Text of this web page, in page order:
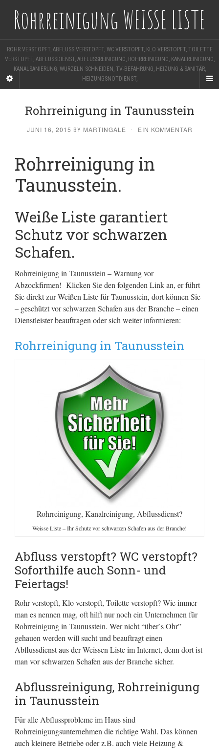
Rohrreinigung WEISSE LISTE
ROHR VERSTOPFT, ABFLUSS VERSTOPFT, WC VERSTOPFT, KLO VERSTOPFT, TOILETTE
VERSTOPFT, ABFLUSSDIENST, ABFLUSSREINIGUNG, ROHRREINIGUNG, KANALREINIGUNG,
KANALSANIERUNG, WURZELN SCHNEIDEN, TV-BEFAHRUNG, HEIZUNG & SANITÄR,
HEIZUNGSNOTDIENST,
Rohrreinigung in Taunusstein
JUNI 16, 2015 BY MARTINGALE · EIN KOMMENTAR
Rohrreinigung in
Taunusstein.
Weiße Liste garantiert
Schutz vor schwarzen
Schafen.
Rohrreinigung in Taunusstein – Warnung vor
Abzockfirmen! Klicken Sie den folgenden Link an, er führt
Sie direkt zur Weißen Liste für Taunusstein, dort können Sie
– geschützt vor schwarzen Schafen aus der Branche – einen
Dienstleister beauftragen oder sich weiter informieren:
Rohrreinigung in Taunusstein
Rohrreinigung, Kanalreinigung, Abflussdienst?
Weisse Liste – Ihr Schutz vor schwarzen Schafen aus der Branche!
Abfluss verstopft? WC verstopft?
Soforthilfe auch Sonn- und
Feiertags!
Rohr verstopft, Klo verstopft, Toilette verstopft? Wie immer
man es nennen mag, oft hilft nur noch ein Unternehmen für
Rohrreinigung in Taunusstein. Wer nicht “über`s Ohr”
gehauen werden will sucht und beauftragt einen
Abflussdienst aus der Weissen Liste im Internet, denn dort ist
man vor schwarzen Schafen aus der Branche sicher.
Abflussreinigung, Rohrreinigung
in Taunusstein
Für alle Abflussprobleme im Haus sind
Rohrreinigungsunternehmen die richtige Wahl. Das können
auch kleinere Betriebe oder z.B. auch viele Heizung &